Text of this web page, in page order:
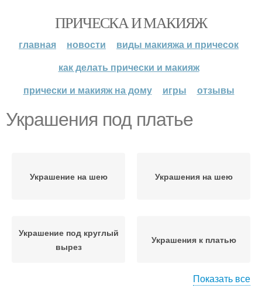
ПРИЧЕСКА И МАКИЯЖ
главная новости
виды макияжа и причесок
как делать прически и макияж
прически и макияж на дому
игры отзывы
Украшения под платье
Украшение на шею Украшения на шею
Украшение под круглый
вырез
Украшения к платью
Показать все